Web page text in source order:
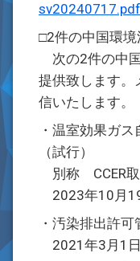
sv20240717.pdf
□2件の中国環
次の2件の中
提供致します。
信いたします。
・温室効果ガ
（試行）
別称 CCER取
2023年10月
・汚染排出許可
2021年3月1